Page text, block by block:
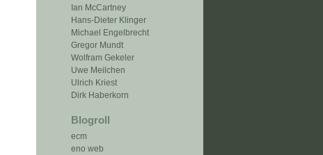
Ian McCartney
Hans-Dieter Klinger
Michael Engelbrecht
Gregor Mundt
Wolfram Gekeler
Uwe Meilchen
Ulrich Kriest
Dirk Haberkorn
Blogroll
ecm
eno web